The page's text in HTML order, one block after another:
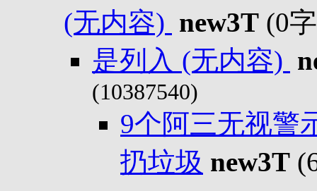
(无内容) new3T (0
是列入 (无内容)
(10387540)
9个阿三无视警
扔垃圾 new3T